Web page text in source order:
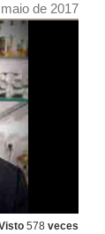
de 2017
578 veces